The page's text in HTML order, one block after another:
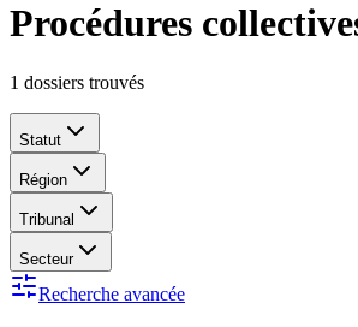
Procédures
1 dossiers trouvés
Statut
Région
Tribunal
Secteur
Recherche avancée